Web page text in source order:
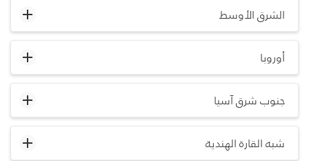
الشرق الأوسط
أوروبا
جنوب شرق آسيا
شبه القارة الهندية